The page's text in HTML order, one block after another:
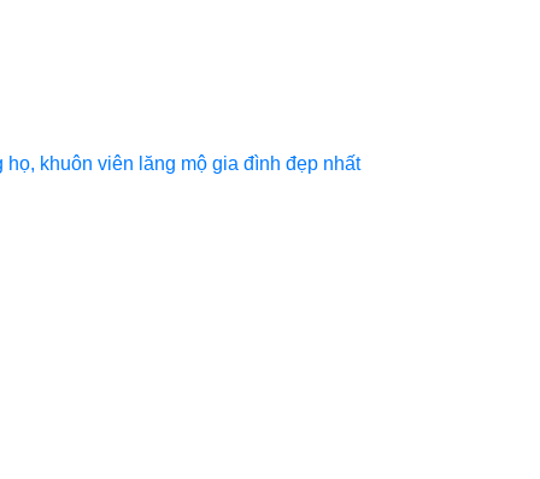
họ, khuôn viên lăng mộ gia đình đẹp nhất